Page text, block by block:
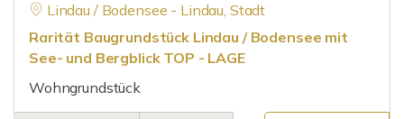
Lindau / Bodensee - Lindau, Stadt
Rarität Baugrundstück Lindau / Bodensee mit
See- und Bergblick TOP - LAGE
Wohngrundstück